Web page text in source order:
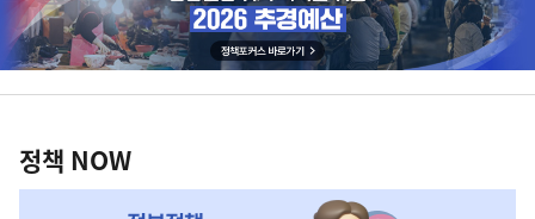
단
배
너
역책
NOW,
정책 NOW